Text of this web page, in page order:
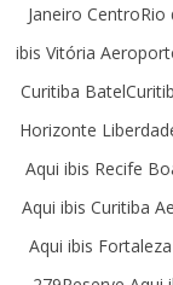
Janeiro CentroRio
ibis Vitória
Curitiba
Horizonte
Aqui ibis Recife
Aqui ibis Curitiba
Aqui ibis